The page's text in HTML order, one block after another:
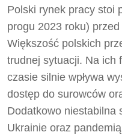
Polski rynek pracy stoi
progu 2023 roku)
Większość polskich
trudnej sytuacji. Na ich
czasie silnie wpływa
dostęp do surowców
Dodatkowo niestabilna
Ukrainie oraz